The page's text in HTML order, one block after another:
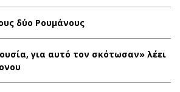
δύο Ρουμάνους
για αυτό τον σκότωσαν» λέει